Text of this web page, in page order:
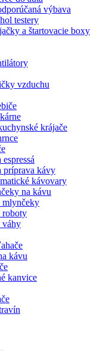
výbava
testery
a štartovacie boxy
vzduchu
krájače
príprava kávy
kávovary
na kávu
mlynčeky
roboty
váhy
kávu
kanvice